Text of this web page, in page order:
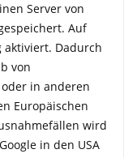
Server von
Auf
aktiviert. Dadurch
von
in anderen
Europäischen
wird
in den USA